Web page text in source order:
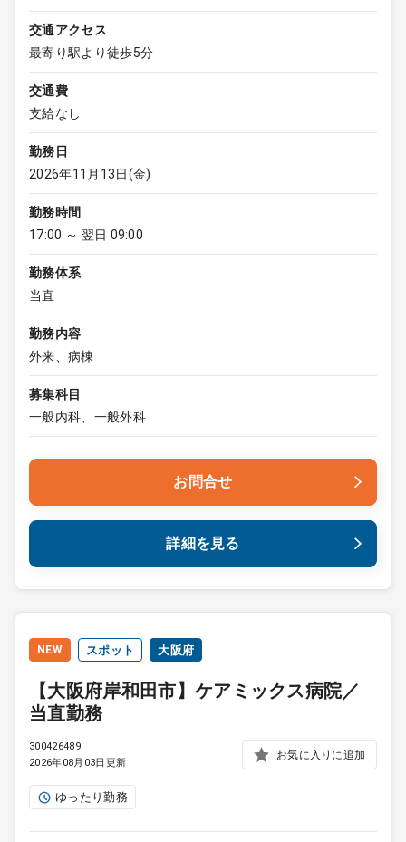
交通アクセス
最寄り駅より徒歩5分
交通費
支給なし
勤務日
2026年11月13日(金)
勤務時間
17:00 ～ 翌日 09:00
勤務体系
当直
勤務内容
外来、病棟
募集科目
一般内科、一般外科
お問合せ
詳細を見る
NEW スポット 大阪府
【大阪府岸和田市】ケアミックス病院／
当直勤務
300426489
2026年08月03日更新
お気に入りに追加
ゆったり勤務